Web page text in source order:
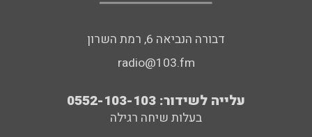
דבורה הנביאה 6, רמת השרון
radio@103.fm
עלייה לשידור: 0552-103-103
בעלות שיחה רגילה